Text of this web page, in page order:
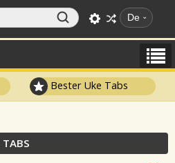
De
Bester Uke Tabs
TABS